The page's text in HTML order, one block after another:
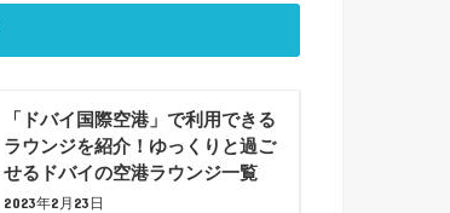
「ドバイ国際空港」で利用できる
ラウンジを紹介！ゆっくりと過ご
せるドバイの空港ラウンジ一覧
2023年2月23日